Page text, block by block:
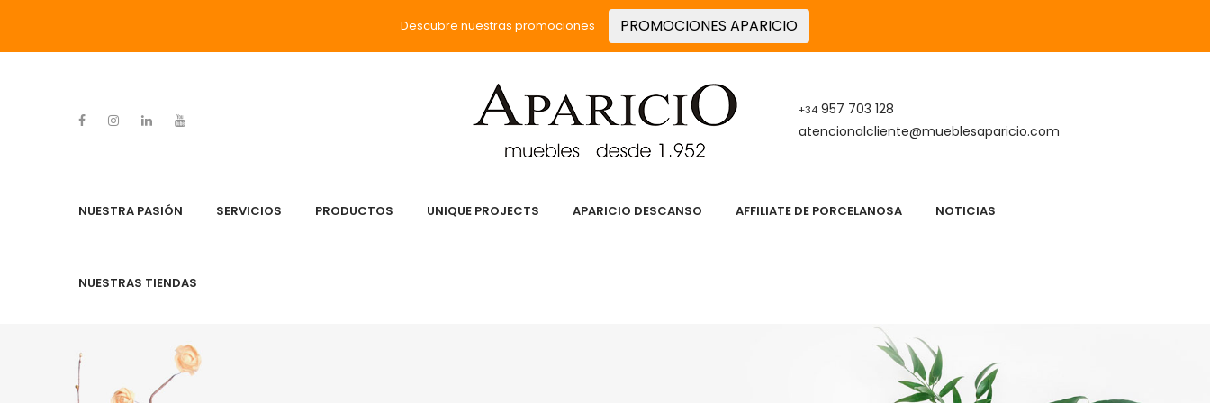
Descubre nuestras promociones PROMOCIONES APARICIO
+34 957 703 128
atencionalcliente@mueblesaparicio.com
NUESTRA PASIÓN SERVICIOS PRODUCTOS UNIQUE PROJECTS APARICIO DESCANSO AFFILIATE DE PORCELANOSA NOTICIAS
NUESTRAS TIENDAS
APARICIO DESCANSO